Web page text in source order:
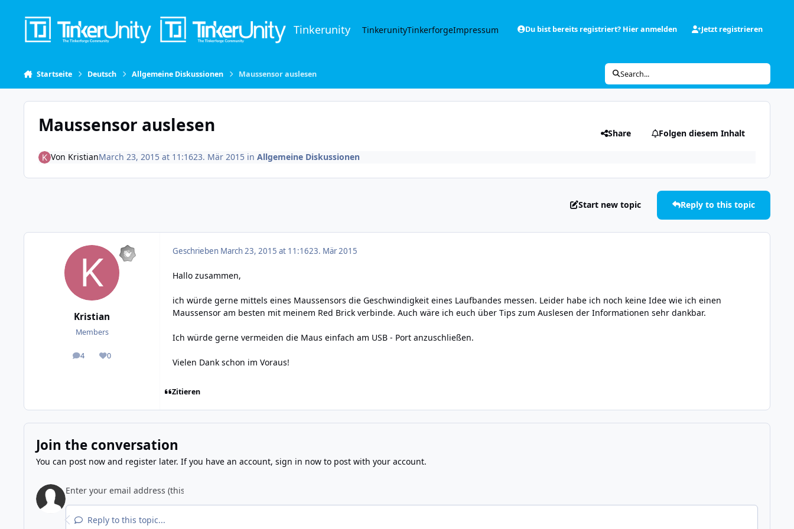
Tinkerunity TinkerunityTinkerforgeImpressum Du bist bereits registriert? Hier anmelden Jetzt registrieren
Startseite Deutsch Allgemeine Diskussionen Maussensor auslesen Search...
Maussensor auslesen Share Folgen diesem Inhalt
Von KristianMarch 23, 2015 at 11:1623. Mär 2015in Allgemeine Diskussionen
Start new topic Reply to this topic
Kristian
Members
4
posts 0
Reputation
Geschrieben March 23, 2015 at 11:1623. Mär 2015
Hallo zusammen,
ich würde gerne mittels eines Maussensors die Geschwindigkeit eines Laufbandes messen. Leider habe ich noch keine Idee wie ich einen
Maussensor am besten mit meinem Red Brick verbinde. Auch wäre ich euch über Tips zum Auslesen der Informationen sehr dankbar.
Ich würde gerne vermeiden die Maus einfach am USB - Port anzuschließen.
Vielen Dank schon im Voraus!
Zitieren
Join the conversation
You can post now and register later. If you have an account, sign in nowto post with your account.
Reply to this topic...